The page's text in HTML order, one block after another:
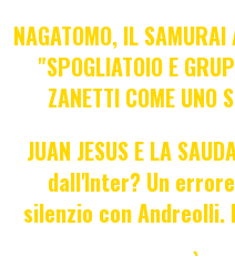
NAGATOMO, IL
"SPOGLIATOIO E
ZANETTI COME UNO
JUAN JESUS E LA
dall'Inter? Un
silenzio con